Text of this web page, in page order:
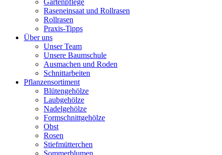
Gartenpflege
Raseneinsaat und Rollrasen
Rollrasen
Praxis-Tipps
Über uns
Unser Team
Unsere Baumschule
Ausmachen und Roden
Schnittarbeiten
Pflanzensortiment
Blütengehölze
Laubgehölze
Nadelgehölze
Formschnittgehölze
Obst
Rosen
Stiefmütterchen
Sommerblumen